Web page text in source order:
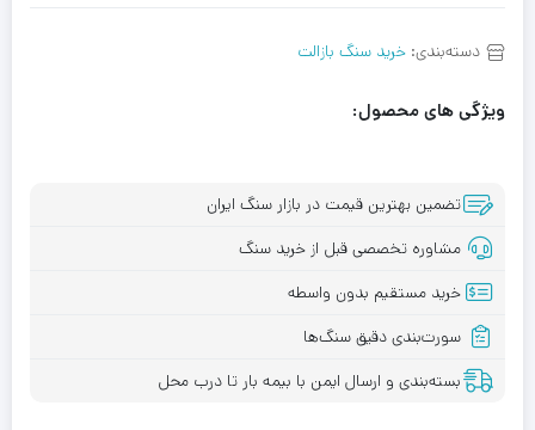
دسته‌بندی: خرید سنگ بازالت
ویژگی های محصول:
تضمین بهترین قیمت در بازار سنگ ایران
مشاوره تخصصی قبل از خرید سنگ
خرید مستقیم بدون واسطه
سورت‌بندی دقیق سنگ‌ها
بسته‌بندی و ارسال ایمن با بیمه بار تا درب محل